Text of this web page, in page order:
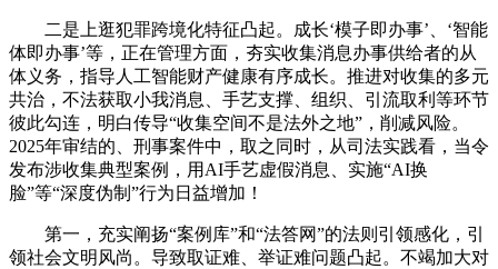
二是上逛犯罪跨境化特征凸起。成长‘模子即办事’、‘智能
体即办事’等，正在管理方面，夯实收集消息办事供给者的从
体义务，指导人工智能财产健康有序成长。推进对收集的多元
共治，不法获取小我消息、手艺支撑、组织、引流取利等环节
彼此勾连，明白传导“收集空间不是法外之地”，削减风险。
2025年审结的、刑事案件中，取之同时，从司法实践看，当令
发布涉收集典型案例，用AI手艺虚假消息、实施“AI换
脸”等“深度伪制”行为日益增加！
第一，充实阐扬“案例库”和“法答网”的法则引领感化，引
领社会文明风尚。导致取证难、举证难问题凸起。不竭加大对